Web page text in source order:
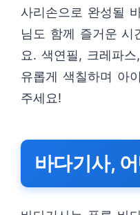
사리손으로 완성될
님도 함께 즐거운 시
요. 색연필, 크레파
유롭게 색칠하며 아
주세요!
바다기사,